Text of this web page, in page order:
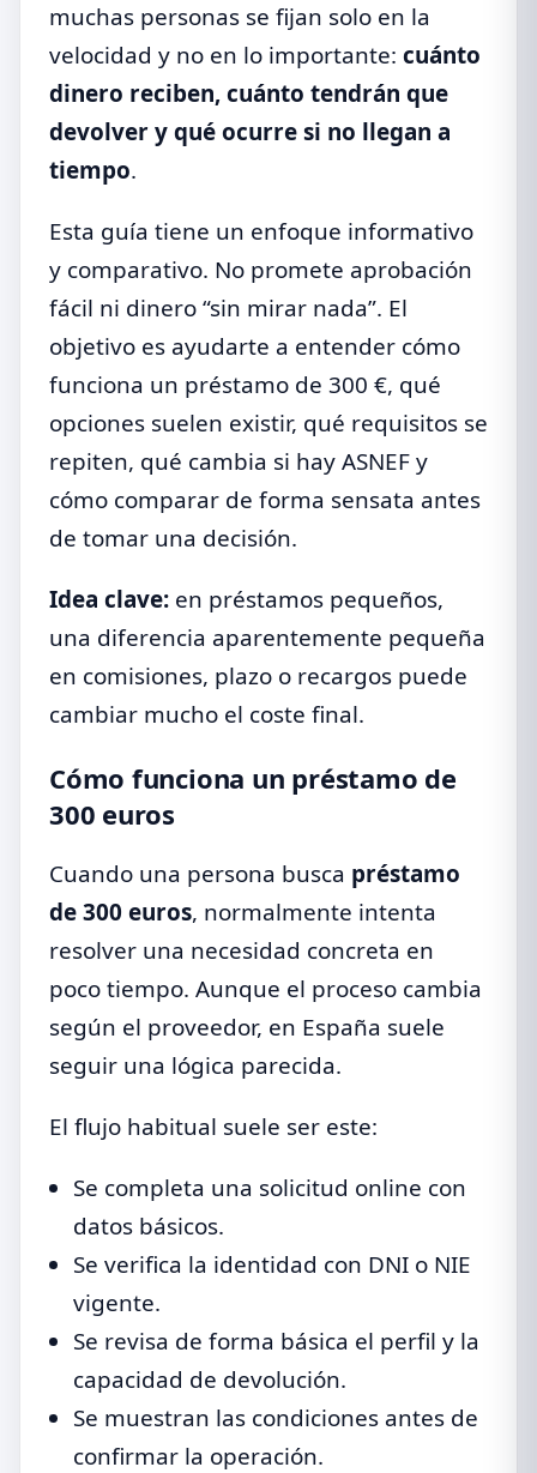
muchas personas se fijan solo en la
velocidad y no en lo importante: cuánto
dinero reciben, cuánto tendrán que
devolver y qué ocurre si no llegan a
tiempo.
Esta guía tiene un enfoque informativo
y comparativo. No promete aprobación
fácil ni dinero “sin mirar nada”. El
objetivo es ayudarte a entender cómo
funciona un préstamo de 300 €, qué
opciones suelen existir, qué requisitos se
repiten, qué cambia si hay ASNEF y
cómo comparar de forma sensata antes
de tomar una decisión.
Idea clave: en préstamos pequeños,
una diferencia aparentemente pequeña
en comisiones, plazo o recargos puede
cambiar mucho el coste final.
Cómo funciona un préstamo de
300 euros
Cuando una persona busca préstamo
de 300 euros, normalmente intenta
resolver una necesidad concreta en
poco tiempo. Aunque el proceso cambia
según el proveedor, en España suele
seguir una lógica parecida.
El flujo habitual suele ser este:
Se completa una solicitud online con
datos básicos.
Se verifica la identidad con DNI o NIE
vigente.
Se revisa de forma básica el perfil y la
capacidad de devolución.
Se muestran las condiciones antes de
confirmar la operación.